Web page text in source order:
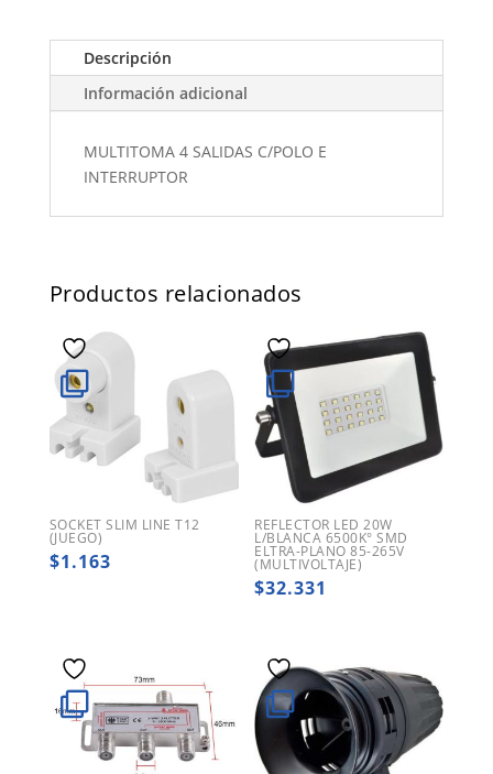
Descripción
Información adicional
MULTITOMA 4 SALIDAS C/POLO E
INTERRUPTOR
Productos relacionados
SOCKET SLIM LINE T12
(JUEGO)
$1.163
REFLECTOR LED 20W
L/BLANCA 6500K° SMD
ELTRA-PLANO 85-265V
(MULTIVOLTAJE)
$32.331